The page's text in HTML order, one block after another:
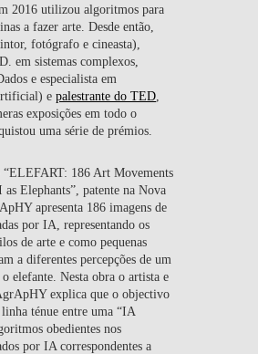
2016 utilizou algoritmos para
a fazer arte. Desde então,
fotógrafo e cineasta),
em sistemas complexos,
e especialista em
epalestrante do TED
exposições em todo o
uma série de prémios.
“ELEFART: 186 Art Movements
Elephants”, patente na Nova
apresenta 186 imagens de
por IA, representando os
de arte e como pequenas
a diferentes percepções de um
elefante. Nesta obra o artista e
explica que o objectivo
ténue entre uma “IA
obedientes nos
por IA correspondentes a